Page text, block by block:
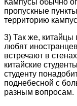
пропускные
территорию
3) Так же,
любят
встречают в
китайские
студенту
поднебесной с
разным вопросам.